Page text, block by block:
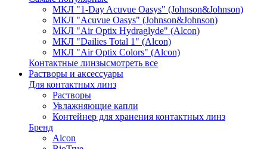
МКЛ "1-Day Acuvue Oasys" (Johnson&Johnson)
МКЛ "Acuvue Oasys" (Johnson&Johnson)
МКЛ "Air Optix Hydraglyde" (Alcon)
МКЛ "Dailies Total 1" (Alcon)
МКЛ "Air Optix Colors" (Alcon)
Контактные линзысмотреть все
Растворы и аксессуары
Для контактных линз
Растворы
Увлажняющие капли
Контейнер для хранения контактных линз
Бренд
Alcon